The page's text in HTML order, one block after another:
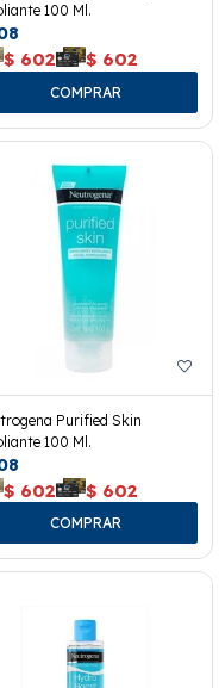
100 Ml.
$ 602 $ 602
Purified Skin
100 Ml.
$ 602 $ 602